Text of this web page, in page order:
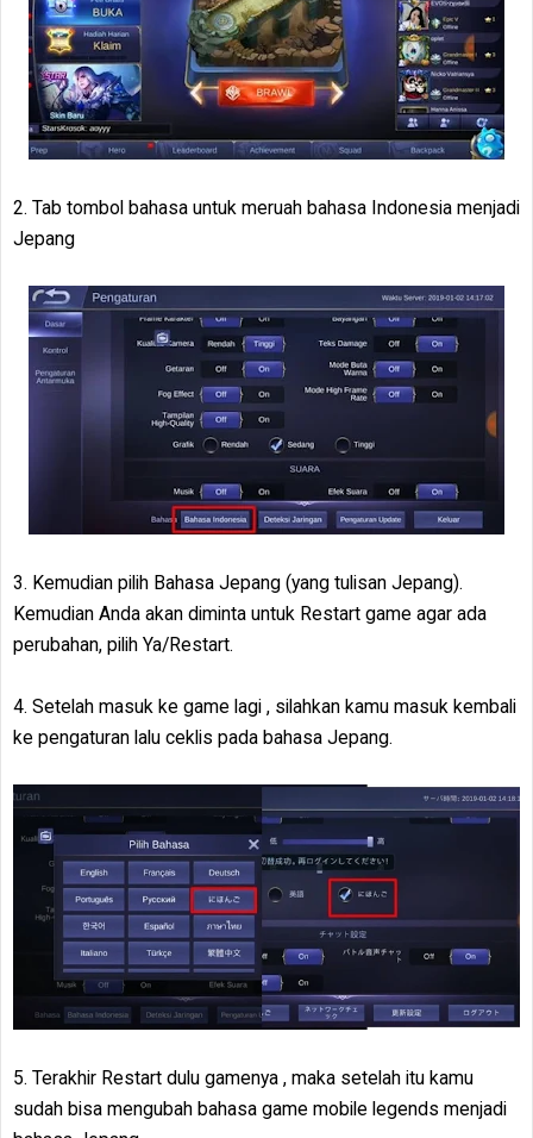
2. Tab tombol bahasa untuk meruah bahasa Indonesia menjadi
Jepang
3. Kemudian pilih Bahasa Jepang (yang tulisan Jepang).
Kemudian Anda akan diminta untuk Restart game agar ada
perubahan, pilih Ya/Restart.
4. Setelah masuk ke game lagi , silahkan kamu masuk kembali
ke pengaturan lalu ceklis pada bahasa Jepang.
5. Terakhir Restart dulu gamenya , maka setelah itu kamu
sudah bisa mengubah bahasa game mobile legends menjadi